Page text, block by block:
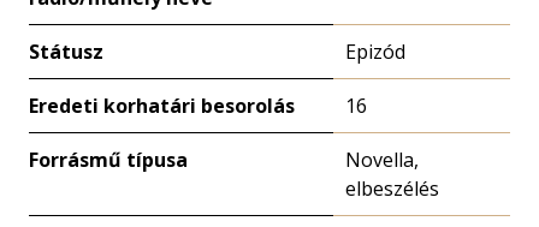
Státusz Epizód
Eredeti korhatári besorolás 16
Forrásmű típusa
Novella,
elbeszélés